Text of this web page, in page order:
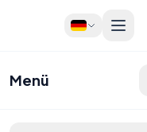
Menü
Jetzt Buchen!